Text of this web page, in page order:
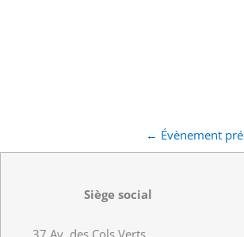
← Évènement
Siège social